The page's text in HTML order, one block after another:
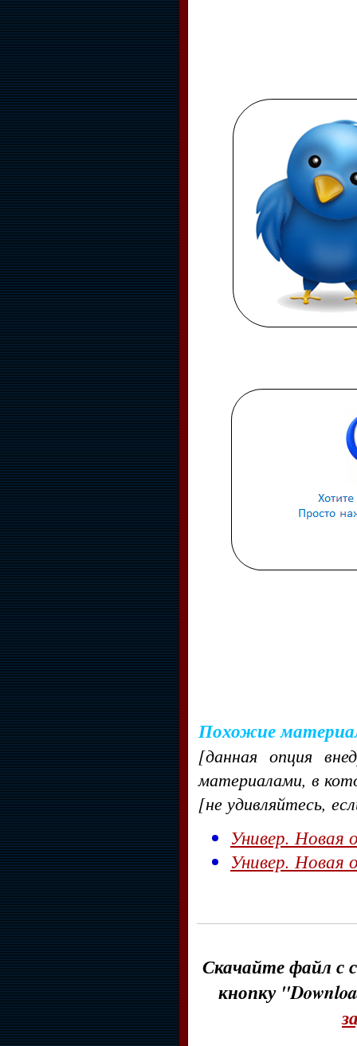
Похожие
[данная опция
материалами, в
[не удивляйтесь,
Универ. Новая
Универ. Новая
Скачайте файл с
кнопку